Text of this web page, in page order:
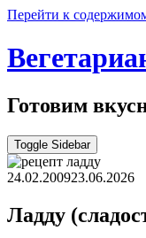
Перейти к
Готовим
Toggle Sidebar
24.02.200923.06.2026
Ладду